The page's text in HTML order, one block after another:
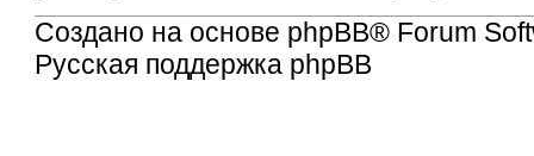
Создано на основе phpBB® Forum
Русская поддержка phpBB